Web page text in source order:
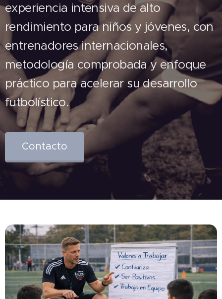
experiencia intensiva de alto
rendimiento para niños y jóvenes, con
entrenadores internacionales,
metodología comprobada y enfoque
práctico para acelerar su desarrollo
futbolístico.
Contacto